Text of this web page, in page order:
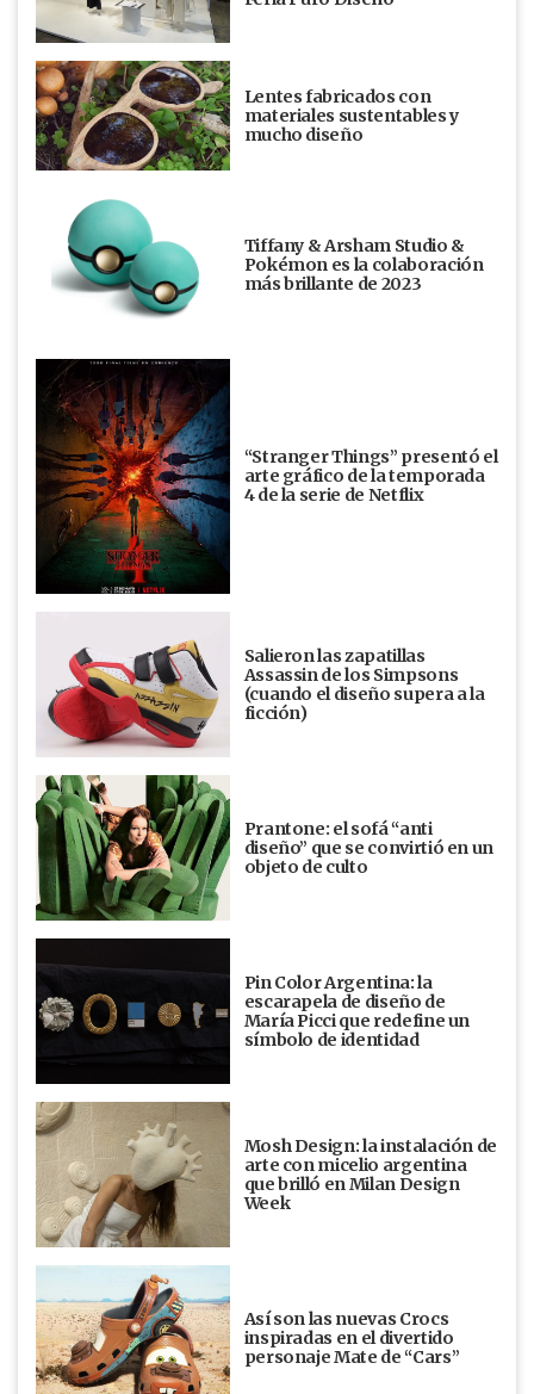
Lentes fabricados con
materiales sustentables y
mucho diseño
Tiffany & Arsham Studio &
Pokémon es la colaboración
más brillante de 2023
“Stranger Things” presentó el
arte gráfico de la temporada
4 de la serie de Netflix
Salieron las zapatillas
Assassin de los Simpsons
(cuando el diseño supera a la
ficción)
Prantone: el sofá “anti
diseño” que se convirtió en un
objeto de culto
Pin Color Argentina: la
escarapela de diseño de
María Picci que redefine un
símbolo de identidad
Mosh Design: la instalación de
arte con micelio argentina
que brilló en Milan Design
Week
Así son las nuevas Crocs
inspiradas en el divertido
personaje Mate de “Cars”